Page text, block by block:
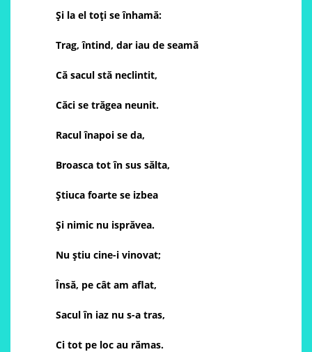
Și la el toți se înhamă:
Trag, întind, dar iau de seamă
Că sacul stă neclintit,
Căci se trăgea neunit.
Racul înapoi se da,
Broasca tot în sus sălta,
Știuca foarte se izbea
Și nimic nu isprăvea.
Nu știu cine-i vinovat;
Însă, pe cât am aflat,
Sacul în iaz nu s-a tras,
Ci tot pe loc au rămas.